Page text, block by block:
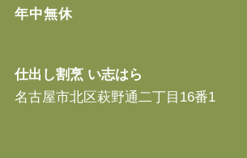
年中無休
仕出し割烹 い志はら
名古屋市北区萩野通二丁目16番1